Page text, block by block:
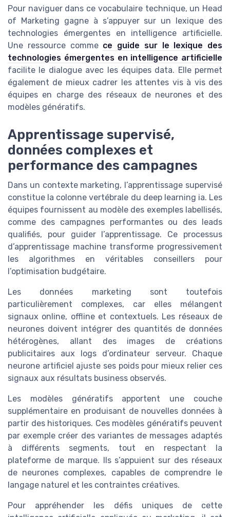
Pour naviguer dans ce vocabulaire technique, un Head
of Marketing gagne à s’appuyer sur un lexique des
technologies émergentes en intelligence artificielle.
Une ressource comme ce guide sur le lexique des
technologies émergentes en intelligence artificielle
facilite le dialogue avec les équipes data. Elle permet
également de mieux cadrer les attentes vis à vis des
équipes en charge des réseaux de neurones et des
modèles génératifs.
Apprentissage supervisé,
données complexes et
performance des campagnes
Dans un contexte marketing, l’apprentissage supervisé
constitue la colonne vertébrale du deep learning ia. Les
équipes fournissent au modèle des exemples labellisés,
comme des campagnes performantes ou des leads
qualifiés, pour guider l’apprentissage. Ce processus
d’apprentissage machine transforme progressivement
les algorithmes en véritables conseillers pour
l’optimisation budgétaire.
Les données marketing sont toutefois
particulièrement complexes, car elles mélangent
signaux online, offline et contextuels. Les réseaux de
neurones doivent intégrer des quantités de données
hétérogènes, allant des images de créations
publicitaires aux logs d’ordinateur serveur. Chaque
neurone artificiel ajuste ses poids pour mieux relier ces
signaux aux résultats business observés.
Les modèles génératifs apportent une couche
supplémentaire en produisant de nouvelles données à
partir des historiques. Ces modèles génératifs peuvent
par exemple créer des variantes de messages adaptés
à différents segments, tout en respectant la
plateforme de marque. Ils s’appuient sur des réseaux
de neurones complexes, capables de comprendre le
langage naturel et les contraintes créatives.
Pour appréhender les défis uniques de cette